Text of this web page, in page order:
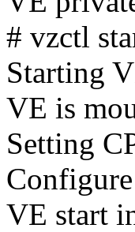
# vzctl
Starting
VE is
Setting
VE start